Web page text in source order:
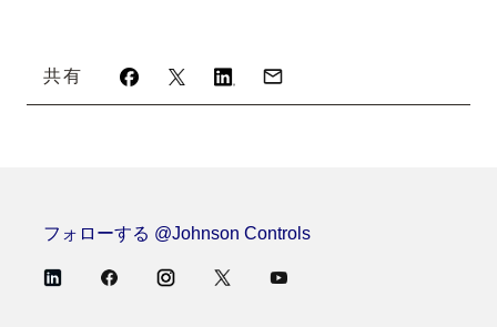
共有
フォローする @Johnson Controls